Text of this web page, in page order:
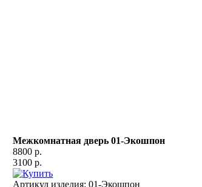
Межкомнатная дверь 01-Экошпон
8800 р.
3100 р.
Артикул изделия:01-Экошпон